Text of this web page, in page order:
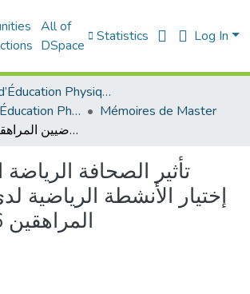
All of
DSpace
Statistics Log In
Institut d’Éducation Physique et Sportive
Département Éducation Physique et Sportive (EPS)
Mémoires de Master
تأثير الصحافة الرياضة المكتوبة في إختيار الأنشطة الرياضية لدى الرياضيين المراهقين 16-19 سنة
تأثير الصحافة
إختيار الأنشطة الرياضية
المراهقين 16-19 سنة